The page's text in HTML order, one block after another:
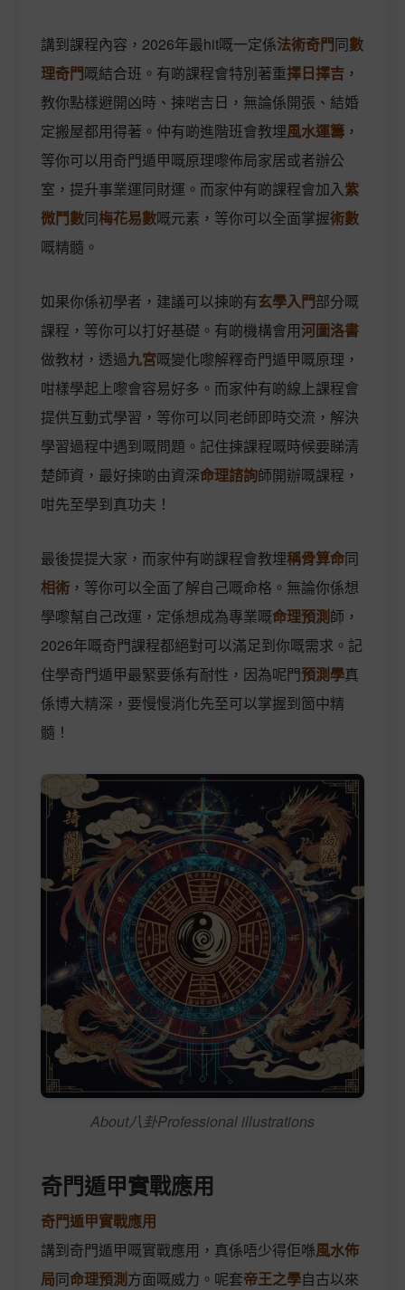
講到課程內容，2026年最hit嘅一定係法術奇門同數
理奇門嘅結合班。有啲課程會特別著重擇日擇吉 ，
教你點樣避開凶時、揀啱吉日，無論係開張、結婚
定搬屋都用得著。仲有啲進階班會教埋風水運籌 ，
等你可以用奇門遁甲嘅原理嚟佈局家居或者辦公
室，提升事業運同財運。而家仲有啲課程會加入紫
微鬥數同梅花易數嘅元素，等你可以全面掌握術數
嘅精髓。
如果你係初學者，建議可以揀啲有玄學入門部分嘅
課程，等你可以打好基礎。有啲機構會用河圖洛書
做教材，透過九宮嘅變化嚟解釋奇門遁甲嘅原理，
咁樣學起上嚟會容易好多。而家仲有啲線上課程會
提供互動式學習，等你可以同老師即時交流，解決
學習過程中遇到嘅問題。記住揀課程嘅時候要睇清
楚師資，最好揀啲由資深命理諮詢師開辦嘅課程，
咁先至學到真功夫！
最後提提大家，而家仲有啲課程會教埋稱骨算命同
相術 ，等你可以全面了解自己嘅命格。無論你係想
學嚟幫自己改運，定係想成為專業嘅命理預測師，
2026年嘅奇門課程都絕對可以滿足到你嘅需求。記
住學奇門遁甲最緊要係有耐性，因為呢門預測學真
係博大精深，要慢慢消化先至可以掌握到箇中精
髓！
About八卦Professional illustrations
奇門遁甲實戰應用
奇門遁甲實戰應用
講到奇門遁甲嘅實戰應用，真係唔少得佢喺風水佈
局同命理預測方面嘅威力。呢套帝王之學自古以來